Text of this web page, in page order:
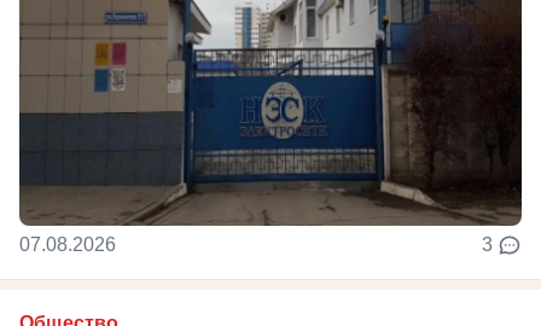
07.08.2026 3